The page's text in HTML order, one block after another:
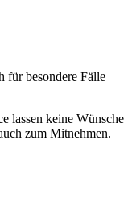
für besondere Fälle
lassen keine Wünsche
zum Mitnehmen.